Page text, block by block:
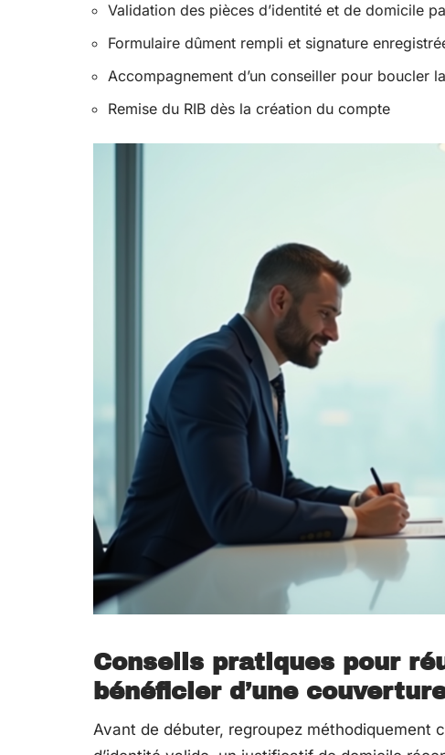
Validation des pièces d’identité et de domicile
Formulaire dûment rempli et signature
Accompagnement d’un conseiller pour boucler
Remise du RIB dès la création du compte
Conseils pratiques pour
bénéficier d’une
Avant de débuter, regroupez méthodiquement